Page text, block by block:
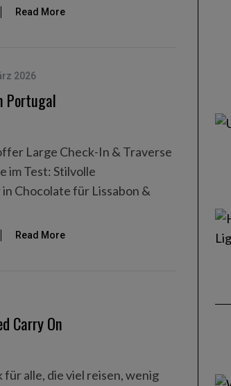
Read More
2026
Portugal
Large Check-In & Traverse
im Test: Stilvolle
Chocolate für Lissabon &
Read More
Carry On
alle, die viel reisen, wenig